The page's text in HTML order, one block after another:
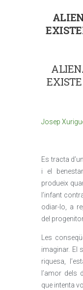
Josep
Es tracta
i el
produeix
l’infant
odiar-lo, a
del
Les
imaginar. El
riquesa,
l’amor dels
que intenta